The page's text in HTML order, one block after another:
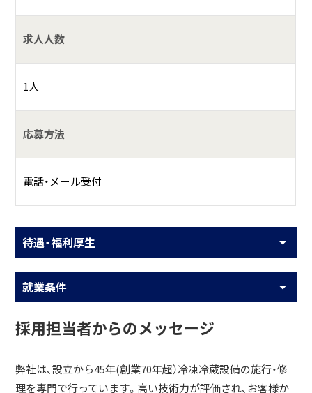
求人人数
1人
応募方法
電話・メール受付
待遇・福利厚生
就業条件
採用担当者からのメッセージ
弊社は、設立から45年(創業70年超）冷凍冷蔵設備の施行・修
理を専門で行っています。高い技術力が評価され、お客様か